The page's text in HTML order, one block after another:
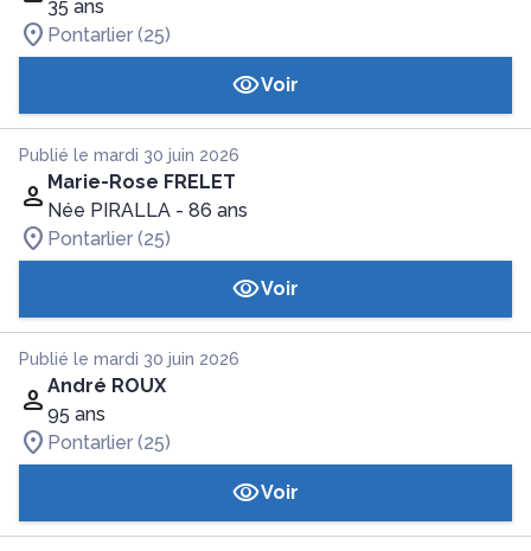
35 ans
Pontarlier (25)
Voir
Publié le mardi 30 juin 2026
Marie-Rose FRELET
Née PIRALLA - 86 ans
Pontarlier (25)
Voir
Publié le mardi 30 juin 2026
André ROUX
95 ans
Pontarlier (25)
Voir